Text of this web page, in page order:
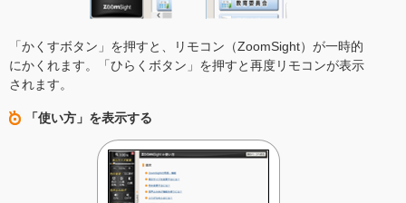
「かくすボタン」を押すと、リモコン（ZoomSight）が一時的
にかくれます。「ひらくボタン」を押すと再度リモコンが表示
されます。
「使い方」を表示する